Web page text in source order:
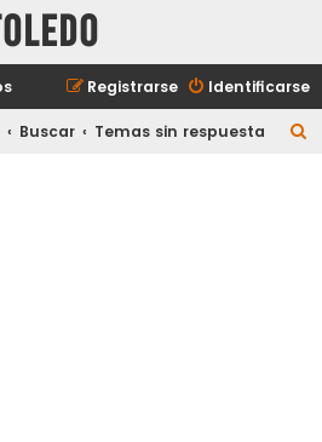
Identificarse
Registrarse
Buscar Temas sin respuesta